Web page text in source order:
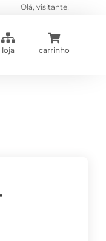
Olá, visitante!
loja carrinho